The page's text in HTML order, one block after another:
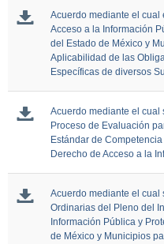
Acuerdo mediante el cual
Acceso a la Información
del Estado de México y
Aplicabilidad de las
Específicas de diversos
Acuerdo mediante el cual
Proceso de Evaluación
Estándar de
Derecho de Acceso a la
Acuerdo mediante el
Ordinarias del Pleno del
Información Pública y
de México y Municipios